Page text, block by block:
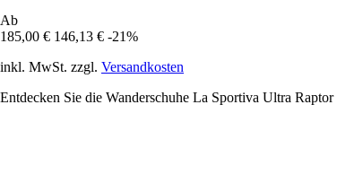
Ab
185,00 € 146,13 € -21%
inkl. MwSt. zzgl. Versandkosten
Entdecken Sie die Wanderschuhe La Sportiva Ultra